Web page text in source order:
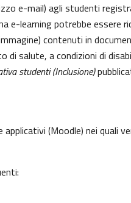
e-mail) agli studenti
learning potrebbe essere
contenuti in
salute, a condizioni di
studenti (Inclusione)
(Moodle) nei quali